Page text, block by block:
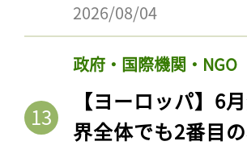
2026/08/04
政府・国際機関・NGO
【ヨーロッパ】6
界全体でも2番目